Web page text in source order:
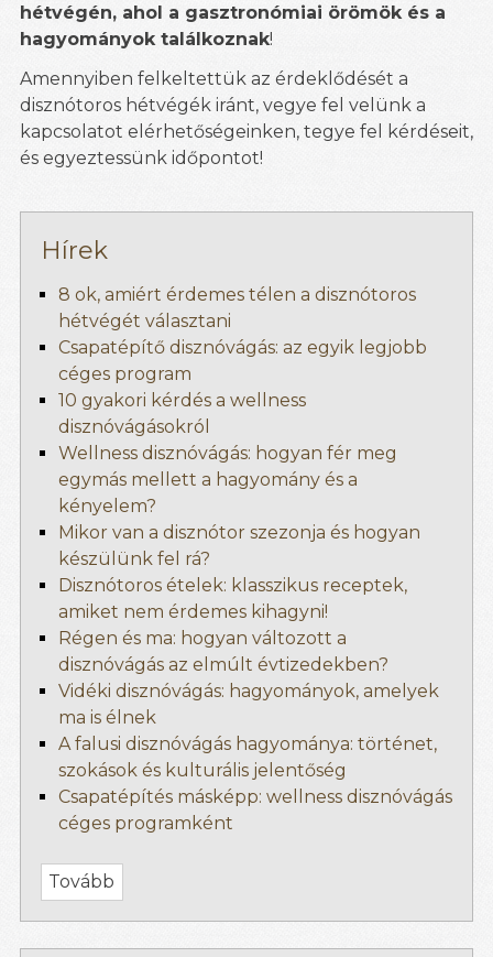
hétvégén, ahol a gasztronómiai örömök és a
hagyományok találkoznak!
Amennyiben felkeltettük az érdeklődését a
disznótoros hétvégék iránt, vegye fel velünk a
kapcsolatot elérhetőségeinken, tegye fel kérdéseit,
és egyeztessünk időpontot!
Hírek
8 ok, amiért érdemes télen a disznótoros
hétvégét választani
Csapatépítő disznóvágás: az egyik legjobb
céges program
10 gyakori kérdés a wellness
disznóvágásokról
Wellness disznóvágás: hogyan fér meg
egymás mellett a hagyomány és a
kényelem?
Mikor van a disznótor szezonja és hogyan
készülünk fel rá?
Disznótoros ételek: klasszikus receptek,
amiket nem érdemes kihagyni!
Régen és ma: hogyan változott a
disznóvágás az elmúlt évtizedekben?
Vidéki disznóvágás: hagyományok, amelyek
ma is élnek
A falusi disznóvágás hagyománya: történet,
szokások és kulturális jelentőség
Csapatépítés másképp: wellness disznóvágás
céges programként
Tovább